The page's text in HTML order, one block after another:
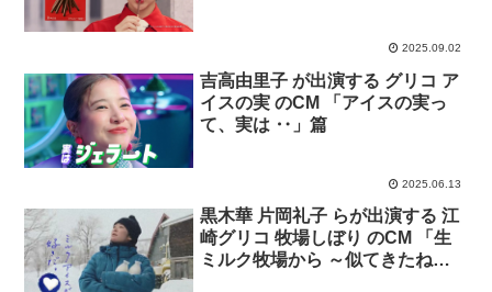
2025.09.02
吉高由里子 が出演する グリコ ア
イスの実 のCM 「アイスの実っ
て、実は ‥」篇
2025.06.13
黒木華 片岡礼子 らが出演する 江
崎グリコ 牧場しぼり のCM 「生
ミルク牧場から ～似てきたね